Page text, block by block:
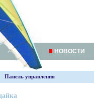
НОВОСТИ
Панель управления